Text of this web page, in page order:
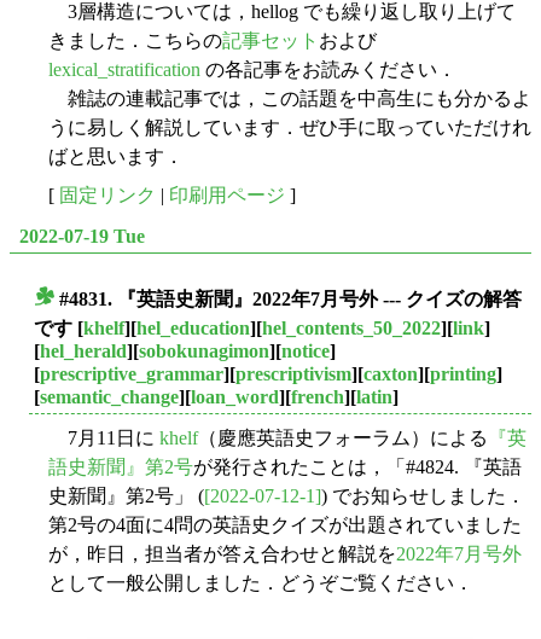
3層構造については，hellog でも繰り返し取り上げて
きました．こちらの記事セット および
lexical_stratification の各記事をお読みください．
雑誌の連載記事では，この話題を中高生にも分かるよ
うに易しく解説しています．ぜひ手に取っていただけれ
ばと思います．
[ 固定リンク | 印刷用ページ ]
2022-07-19 Tue
#4831. 『英語史新聞』2022年7月号外 --- クイズの解答
です [khelf][hel_education][hel_contents_50_2022][link]
[hel_herald][sobokunagimon][notice]
[prescriptive_grammar][prescriptivism][caxton][printing]
[semantic_change][loan_word][french][latin]
7月11日に khelf（慶應英語史フォーラム）による
『英
語史新聞』第2号が発行されたことは，「#4824. 『英語
史新聞』第2号」 ([2022-07-12-1]) でお知らせしました．
第2号の4面に4問の英語史クイズが出題されていました
が，昨日，担当者が答え合わせと解説を2022年7月号外
として一般公開しました．どうぞご覧ください．